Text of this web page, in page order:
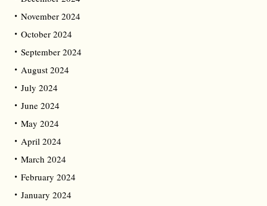
November 2024
October 2024
September 2024
August 2024
July 2024
June 2024
May 2024
April 2024
March 2024
February 2024
January 2024